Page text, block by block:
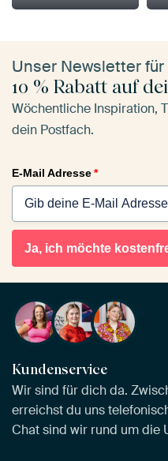
Unser Newsletter
10 % Rabatt auf
Wöchentliche Inspiration,
dein Postfach.
E-Mail Adresse*
Ja, ich möchte
Kundenservice
Wir sind für dich da.
erreichst du uns
Chat sind wir rund um die